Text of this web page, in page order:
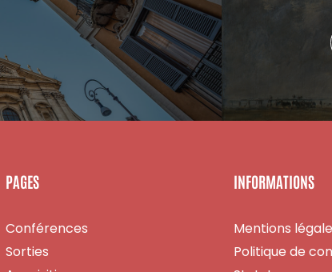
PAGES
Conférences
Sorties
INFORMATIONS
Mentions
Politique de